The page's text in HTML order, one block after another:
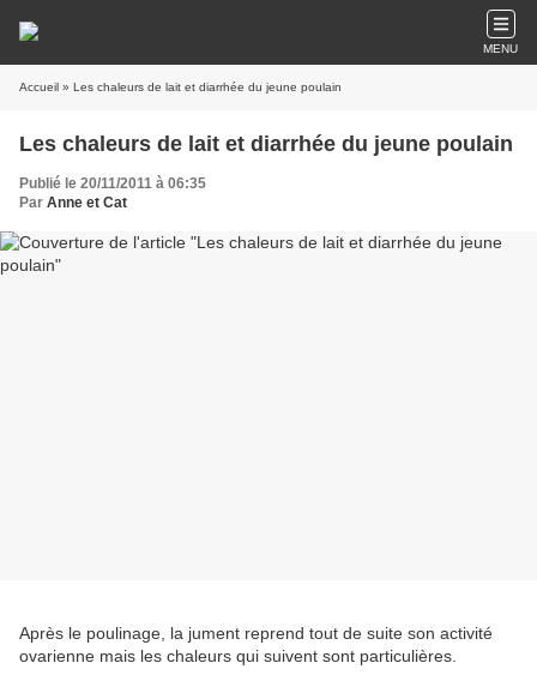
MENU
Accueil » Les chaleurs de lait et diarrhée du jeune poulain
Les chaleurs de lait et diarrhée du jeune poulain
Publié le 20/11/2011 à 06:35
Par Anne et Cat
Après le poulinage, la jument reprend tout de suite son activité
ovarienne mais les chaleurs qui suivent sont particulières.